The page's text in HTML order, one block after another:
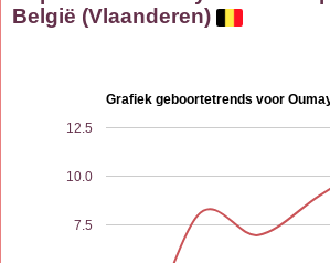
België (Vlaanderen)
Grafiek geboortetrends voor
7.5
10.0
12.5